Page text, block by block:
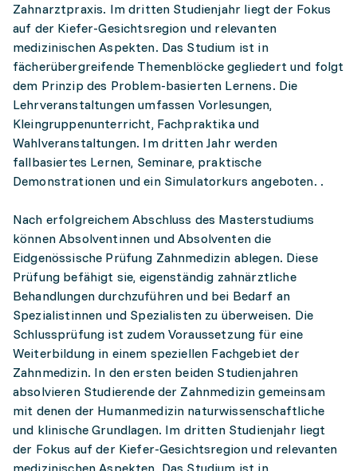
Zahnarztpraxis. Im dritten Studienjahr liegt der Fokus
auf der Kiefer-Gesichtsregion und relevanten
medizinischen Aspekten. Das Studium ist in
fächerübergreifende Themenblöcke gegliedert und folgt
dem Prinzip des Problem-basierten Lernens. Die
Lehrveranstaltungen umfassen Vorlesungen,
Kleingruppenunterricht, Fachpraktika und
Wahlveranstaltungen. Im dritten Jahr werden
fallbasiertes Lernen, Seminare, praktische
Demonstrationen und ein Simulatorkurs angeboten. .
Nach erfolgreichem Abschluss des Masterstudiums
können Absolventinnen und Absolventen die
Eidgenössische Prüfung Zahnmedizin ablegen. Diese
Prüfung befähigt sie, eigenständig zahnärztliche
Behandlungen durchzuführen und bei Bedarf an
Spezialistinnen und Spezialisten zu überweisen. Die
Schlussprüfung ist zudem Voraussetzung für eine
Weiterbildung in einem speziellen Fachgebiet der
Zahnmedizin. In den ersten beiden Studienjahren
absolvieren Studierende der Zahnmedizin gemeinsam
mit denen der Humanmedizin naturwissenschaftliche
und klinische Grundlagen. Im dritten Studienjahr liegt
der Fokus auf der Kiefer-Gesichtsregion und relevanten
medizinischen Aspekten. Das Studium ist in